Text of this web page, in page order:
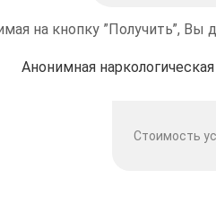
на кнопку ”Получить”, Вы
Анонимная
Стоимость